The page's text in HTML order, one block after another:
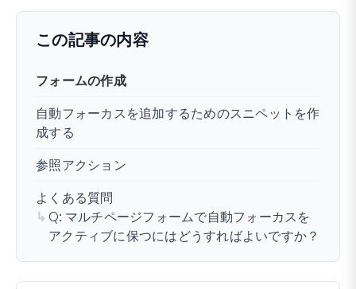
最終更新日: 2024年2月27日
この記事の内容
フォームの作成
自動フォーカスを追加するためのスニペットを作
成する
参照アクション
よくある質問
Q: マルチページフォームで自動フォーカスを
アクティブに保つにはどうすればよいですか？